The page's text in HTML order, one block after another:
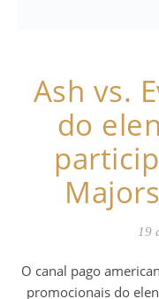
Ash vs.
do
19
O canal pago americano Starz divulgou o pôster e as fotos
promocionais do